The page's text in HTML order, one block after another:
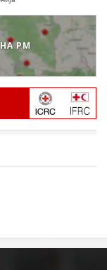
РМ